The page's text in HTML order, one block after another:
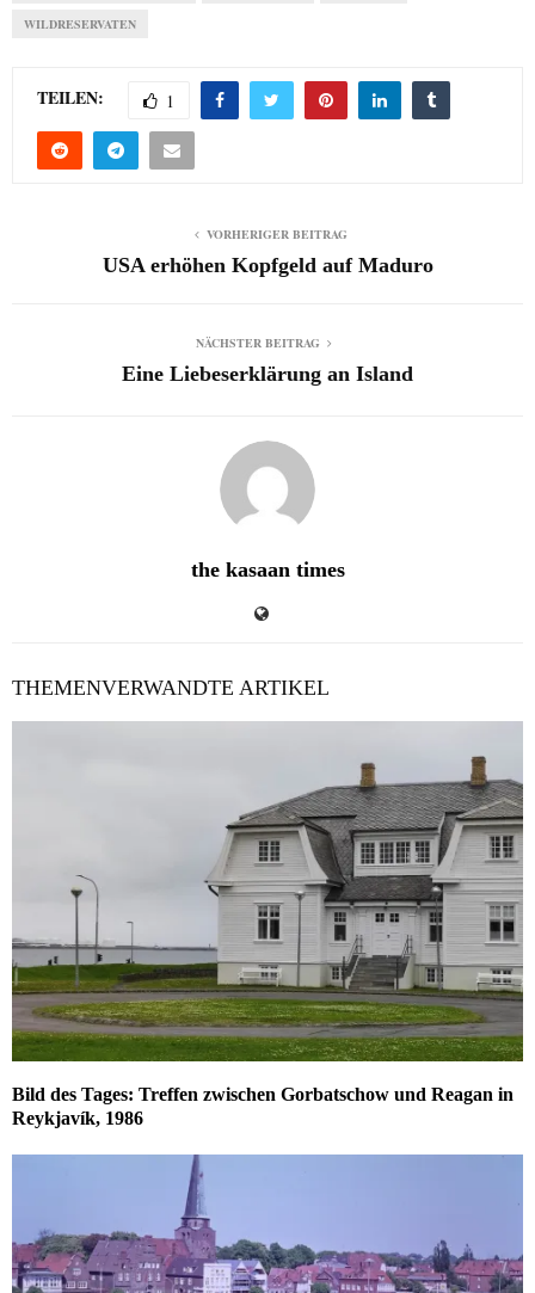
WILDRESERVATEN
TEILEN: 1
VORHERIGER BEITRAG
USA erhöhen Kopfgeld auf Maduro
NÄCHSTER BEITRAG
Eine Liebeserklärung an Island
the kasaan times
THEMENVERWANDTE ARTIKEL
Bild des Tages: Treffen zwischen Gorbatschow und Reagan in
Reykjavík, 1986